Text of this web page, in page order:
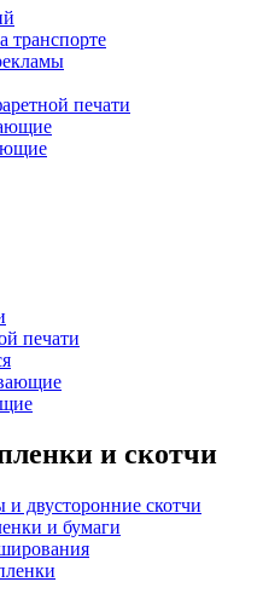
транспорте
печати
печати
и скотчи
двусторонние скотчи
и бумаги